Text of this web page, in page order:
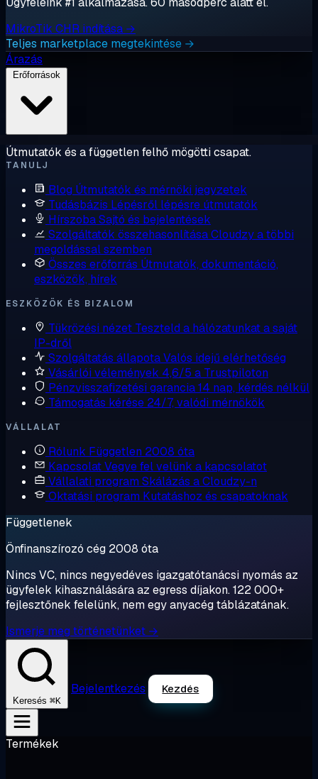
MikroTik CHR indítása →
Teljes marketplace megtekintése →
Árazás
Útmutatók és a független felhő mögötti csapat.
TANULJ
Blog Útmutatók és mérnöki jegyzetek
Tudásbázis Lépésről lépésre útmutatók
HírszobaSajtó és bejelentések
Szolgáltatók összehasonlításaCloudzy a többi
megoldással szemben
Összes erőforrás Útmutatók, dokumentáció,
eszközök, hírek
ESZKÖZÖK ÉS BIZALOM
Tükrözési nézet Teszteld a hálózatunkat a saját
IP-dről
Szolgáltatás állapotaValós idejű elérhetőség
Vásárlói vélemények 4,6/5 a Trustpiloton
Pénzvisszafizetési garancia14 nap, kérdés nélkül
Támogatás kérése 24/7, valódi mérnökök
VÁLLALAT
Rólunk Független 2008 óta
KapcsolatVegye fel velünk a kapcsolatot
Vállalati program Skálázás a Cloudzy-n
Oktatási program Kutatáshoz és csapatoknak
Függetlenek
Önfinanszírozó cég 2008 óta
Nincs VC, nincs negyedéves igazgatótanácsi nyomás az
ügyfelek kihasználására az egress díjakon. 122 000+
fejlesztőnek felelünk, nem egy anyacég táblázatának.
Ismerje meg történetünket →
Keresés ⌘K
Bejelentkezés Kezdés
Termékek